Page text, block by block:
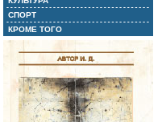
СПОРТ
КРОМЕ ТОГО